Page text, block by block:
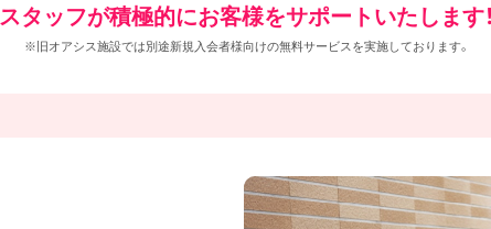
スタッフが積極的にお客様をサポートいたします
※旧オアシス施設では別途新規入会者様向けの無料サービスを実施しております。